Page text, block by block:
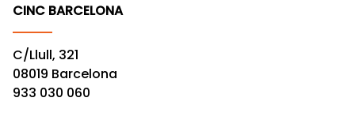
CINC BARCELONA
C/Llull, 321
08019 Barcelona
933 030 060